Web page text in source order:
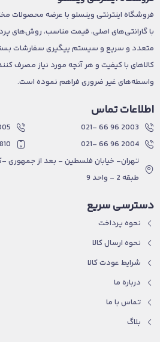
فروشگاه اینترنتی وینسلو با عرضه محصولات
با گارانتی‌های اصلی، قیمت مناسب، روش‌های
متعدد و سریع و سیستم پیگیری سفارشات
کالاهای با کیفیت و هر آنچه مورد نیاز مصرف
واسطه‌های غیر ضروری فراهم نموده است.
اطلاعات تماس
2003 96 66 -021
2004 96 66 -021
66 -021
810 18 18 -0910
طبقه 2 - واحد 9
دسترسی سریع
نحوه پرداخت
نحوه ارسال کالا
شرایط عودت کالا
درباره ما
تماس با ما
بلاگ